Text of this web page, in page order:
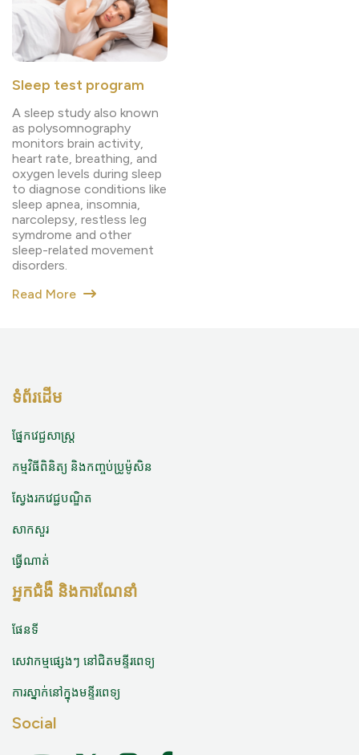
Sleep test program
A sleep study also known
as polysomnography
monitors brain activity,
heart rate, breathing, and
oxygen levels during sleep
to diagnose conditions like
sleep apnea, insomnia,
narcolepsy, restless leg
symdrome and other
sleep-related movement
disorders.
Read More
ទំព័រដើម
ផ្នែកវេជ្ជសាស្ត្រ
កម្មវិធីពិនិត្យ និងកញ្ចប់ប្រូម៉ូសិន
ស្វែងរកវេជ្ជបណ្ឌិត
សាកសួរ
ធ្វើណាត់
អ្នកជំងឺ និងការណែនាំ
ផែនទី
សេវាកម្មផ្សេងៗ នៅជិតមន្ទីរពេទ្យ
ការស្នាក់នៅក្នុងមន្ទីរពេទ្យ
Social